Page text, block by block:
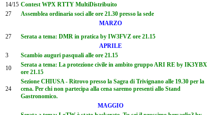
14/15 Contest WPX RTTY MultiDistribuito
27
Assemblea ordinaria soci alle ore 21.30 presso la sede
MARZO
27
Serata a tema: DMR in pratica by IW3FVZ ore 21.15
APRILE
3
Scambio auguri pasquali alle ore 21.15
10
Serata a tema: La protezione civile in ambito gruppo ARI RE by IK3YBX
ore 21.15
24
Sezione CHIUSA - Ritrovo presso la Sagra di Trivignano alle 19.30 per la
cena. Per chi non partecipa alla cena saremo presenti allo Stand
Gastronomico.
MAGGIO